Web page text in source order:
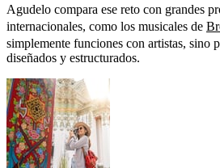
Agudelo compara ese reto con grandes
internacionales, como los musicales de
simplemente funciones con artistas, sino
diseñados y estructurados.